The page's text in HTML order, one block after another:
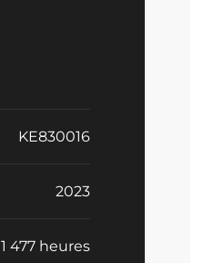
KE830016
2023
1 477 heures